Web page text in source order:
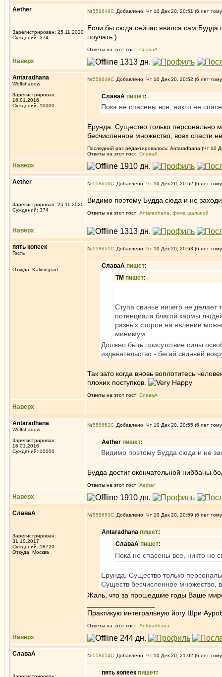
Aether
Зарегистрирован: 25.11.2020
Суждений: 374
№558648 Добавлено: Чт 10 Дек 20, 20:51 (6 лет
Если бы сюда сейчас явился сам Будда
поучать )
Ответы на этот пост: СлаваА
Наверх
Antaradhana
Wolfshadow
Зарегистрирован:
16.01.2016
Суждений: 10000
№558649 Добавлено: Чт 10 Дек 20, 20:52 (6 лет
СлаваА пишет:
Пока не спасены все, никто не
Ерунда. Существо только персонально
бесчисленное множество, всех спасти
Последний раз редактировалось: Antaradhana (Чт 10
Ответы на этот пост: СлаваА
Наверх
Aether
Зарегистрирован: 25.11.2020
Суждений: 374
№558650 Добавлено: Чт 10 Дек 20, 20:52 (6 лет
Видимо поэтому Будда сюда и не
Ответы на этот пост: Antaradhana фома шальной
Наверх
пять копеек
Гость
Откуда: Kaliningrad
№558651 Добавлено: Чт 10 Дек 20, 20:53 (6 лет
СлаваА пишет:
ТМ пишет:
Ступа свинье ничего не делает
потенциала благой кармы
разных сторон на явление
минимум.
Должно быть присутствие силы
издевательство - бегай свиньей
Так зато когда вновь воплотитесь
плохих поступков.
Ответы на этот пост: СлаваА
Наверх
Antaradhana
Wolfshadow
Зарегистрирован:
16.01.2016
Суждений: 10000
№558652 Добавлено: Чт 10 Дек 20, 20:55 (6 лет
Aether пишет:
Видимо поэтому Будда сюда и не
Будда достиг окончательной ниббаны
Ответы на этот пост: Aether
Наверх
СлаваА
Зарегистрирован:
31.10.2017
Суждений: 18720
Откуда: Москва
№558653 Добавлено: Чт 10 Дек 20, 20:59 (6 лет
Antaradhana пишет:
СлаваА пишет:
Пока не спасены все, никто не
Ерунда. Существо только
Существ бесчисленное множество,
Жаль, что за прошедшие годы Ваше
Практикую интегральную йогу Шри
Ответы на этот пост: Antaradhana
Наверх
СлаваА №558654 Добавлено: Чт 10 Дек 20, 21:02 (6 лет
пять копеек пишет: